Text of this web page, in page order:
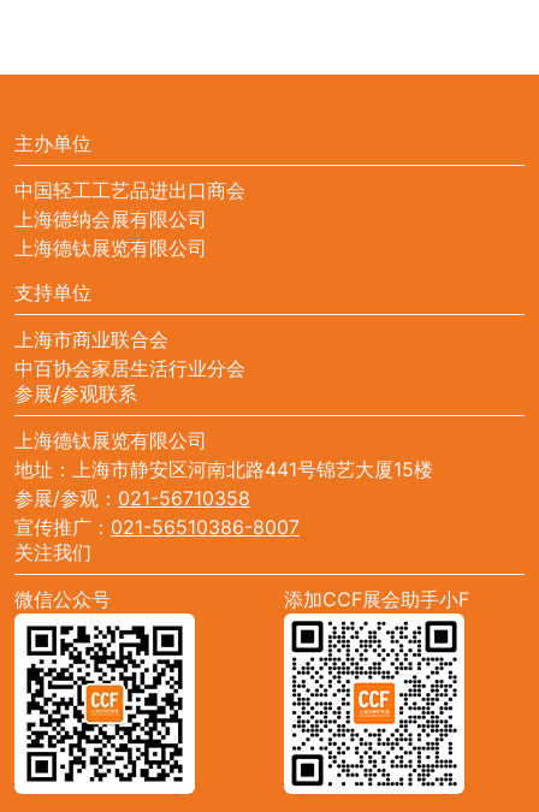
主办单位
中国轻工工艺品进出口商会
上海德纳会展有限公司
上海德钛展览有限公司
支持单位
上海市商业联合会
中百协会家居生活行业分会
参展/参观联系
上海德钛展览有限公司
地址：上海市静安区河南北路441号锦艺大厦15楼
参展/参观： 021-56710358
宣传推广： 021-56510386-8007
关注我们
微信公众号
添加CCF展会助手小F